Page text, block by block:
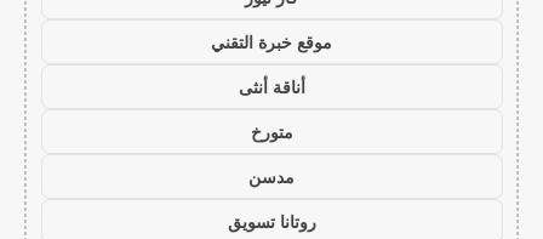
موقع خبرة التقني
أناقة أنثى
متورخ
مدسن
روتانا تسويق